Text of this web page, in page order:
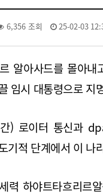
6,356 조회 25-02-03
알아사드를 몰아
임시 대통령으로 지
) 로이터 통신과
기적 단계에서 이
력 하야트타흐리르